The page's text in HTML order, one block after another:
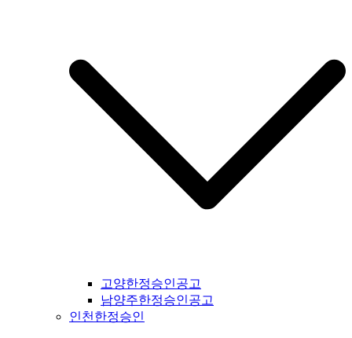
지공고 #무주군일간지공고 #장수군일간지공고 #임실군일간지
공고 #부안군일간지공고 #정읍시일간지공고 #고창군일간지공
고 #순창군일간지공고 #남원시일간지공고 #복흥면일간지공고
#격포일간지공고 #순창군일간지공고 #칠보면일간지공고 #전
라남도일간지공고 #전남일간지공고 #나주시일간지공고 #장성
군일간지공고 #담양군일간지공고 #곡성군일간지공고 #구례군
일간지공고 #하동군일간지공고 #순천시일간지공고 #여수시일
간지공고 #고흥시일간지공고 #완도군일간지공고 #해남군일간
지공고 #강진군일간지공고 #장흥군일간지공고 #영암군일간지
공고 #광주광역시일간지공고 #무안군일간지공고 #함평군일간
문경시일간지공고 #상주시일간지공고 #의성군일간지공고 #청
송군일간지공고 #영덕군일간지공고 #군위군일간지공고 #김천
시일간지공고 #구미시일간지공고 #칠곡군일간지공고 #성주군
고양한정승인공고
남양주한정승인공고
인천한정승인